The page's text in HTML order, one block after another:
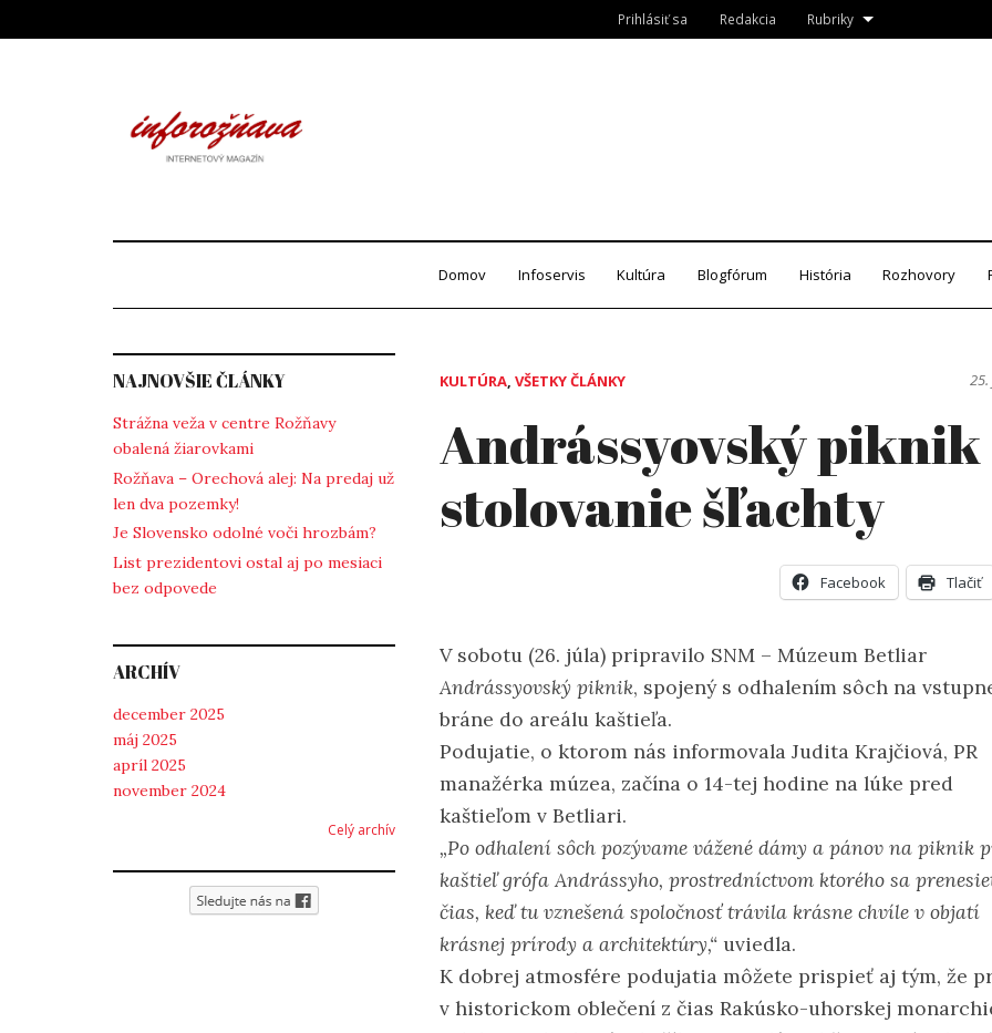
to
Prihlásiť sa Redakcia Rubriky
Domov Infoservis Kultúra Blogfórum História Rozhovory
KULTÚRA, VŠETKY ČLÁNKY
Andrássyovský
stolovanie šľachty
Facebook Tlačiť
V sobotu (26. júla) pripravilo SNM – Múzeum Betliar
Andrássyovský piknik, spojený s odhalením sôch na
bráne do areálu kaštieľa.
Podujatie, o ktorom nás informovala Judita Krajčiová, PR
manažérka múzea, začína o 14-tej hodine na lúke pred
kaštieľom v Betliari.
„Po odhalení sôch pozývame vážené dámy a pánov na piknik
kaštieľ grófa Andrássyho, prostredníctvom ktorého sa
čias, keď tu vznešená spoločnosť trávila krásne chvíle v objatí
krásnej prírody a architektúry,“ uviedla.
K dobrej atmosfére podujatia môžete prispieť aj tým, že
v historickom oblečení z čias Rakúsko-uhorskej
NAJNOVŠIE ČLÁNKY
Strážna veža v centre Rožňavy
obalená žiarovkami
Rožňava – Orechová alej: Na predaj už
len dva pozemky!
Je Slovensko odolné voči hrozbám?
List prezidentovi ostal aj po mesiaci
bez odpovede
ARCHÍV
december 2025
máj 2025
apríl 2025
november 2024
Celý archív